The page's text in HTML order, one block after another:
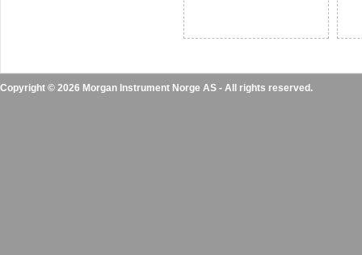
Copyright © 2026 Morgan Instrument Norge AS - All rights reserved.